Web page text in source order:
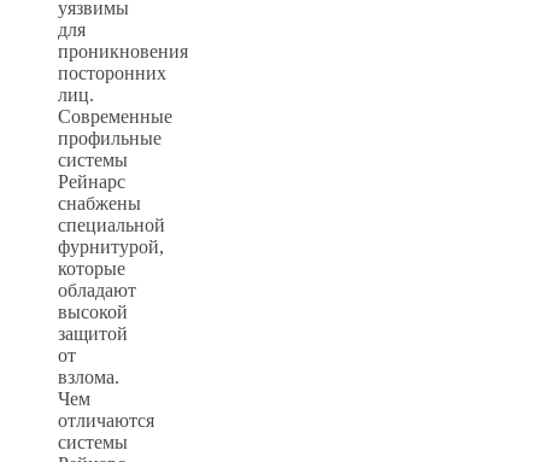
уязвимы
для
проникновения
посторонних
лиц.
Современные
профильные
системы
Рейнарс
снабжены
специальной
фурнитурой,
которые
обладают
высокой
защитой
от
взлома.
Чем
отличаются
системы